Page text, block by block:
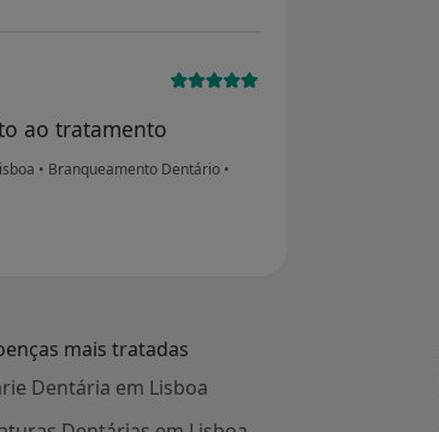
ao tratamento
• Branqueamento Dentário •
mais tratadas
Dentária em Lisboa